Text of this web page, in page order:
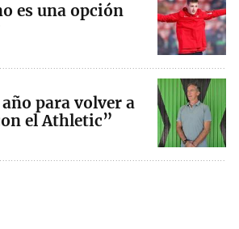
es una opción
para volver a
el Athletic”